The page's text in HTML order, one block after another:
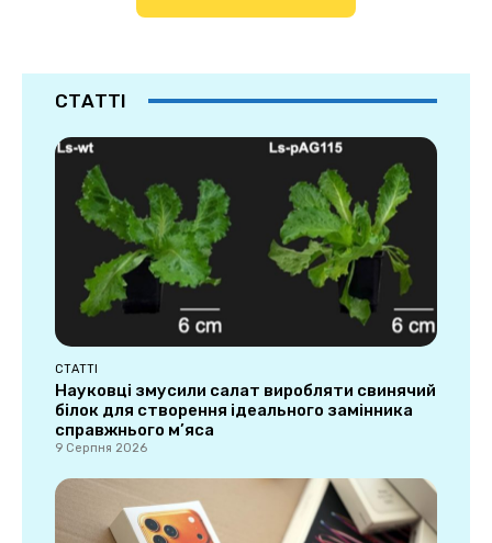
СТАТТІ
СТАТТІ
Науковці змусили салат виробляти свинячий
білок для створення ідеального замінника
справжнього м’яса
9 Серпня 2026